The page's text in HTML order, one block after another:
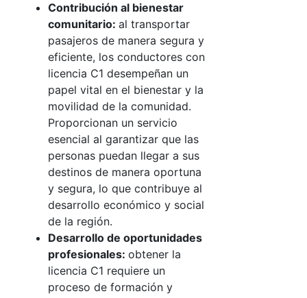
Contribución al bienestar
comunitario: al transportar
pasajeros de manera segura y
eficiente, los conductores con
licencia C1 desempeñan un
papel vital en el bienestar y la
movilidad de la comunidad.
Proporcionan un servicio
esencial al garantizar que las
personas puedan llegar a sus
destinos de manera oportuna
y segura, lo que contribuye al
desarrollo económico y social
de la región.
Desarrollo de oportunidades
profesionales: obtener la
licencia C1 requiere un
proceso de formación y